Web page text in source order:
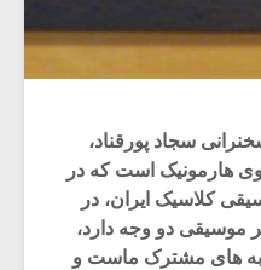
سجاد پورقناد،
هارمونیک است که در
کلاسیک ایران، در
موسیقی دو وجه دارد،
های مشترک ماست و